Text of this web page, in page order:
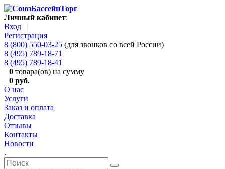
Личный кабинет:
Вход
Регистрация
8 (800) 550-03-25 (для звонков со всей России)
8 (495) 789-18-71
8 (495) 789-18-41
0 товара(ов) на сумму
0 руб.
О нас
Услуги
Заказ и оплата
Доставка
Отзывы
Контакты
Новости
.